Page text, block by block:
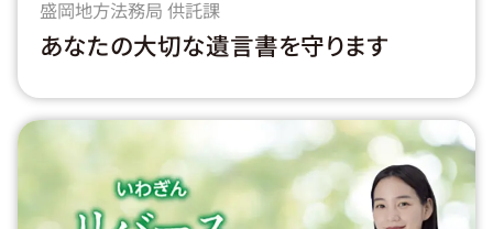
盛岡地方法務局 供託課
あなたの大切な遺言書を守ります